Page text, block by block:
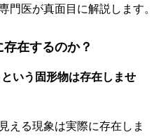
門医が真面目に解説します。
在するのか？
という固形物は存在しませ
える現象は実際に存在しま